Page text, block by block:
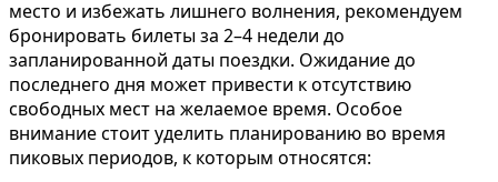
место и избежать лишнего волнения, рекомендуем
бронировать билеты за 2–4 недели до
запланированной даты поездки. Ожидание до
последнего дня может привести к отсутствию
свободных мест на желаемое время. Особое
внимание стоит уделить планированию во время
пиковых периодов, к которым относятся: